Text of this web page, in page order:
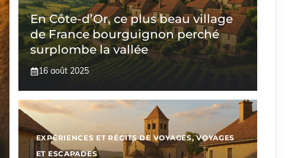
En Côte-d’Or, ce plus beau village
de France bourguignon perché
surplombe la vallée
16 août 2025
EXPÉRIENCES ET RÉCITS DE VOYAGES,VOYAGES
ET ESCAPADES